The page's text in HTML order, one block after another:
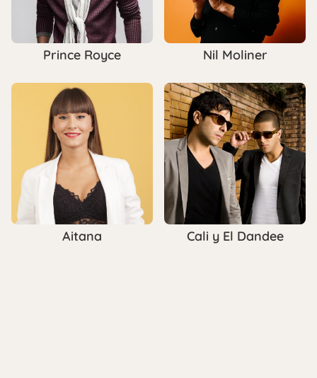
Prince Royce Nil Moliner
Aitana Cali y El Dandee